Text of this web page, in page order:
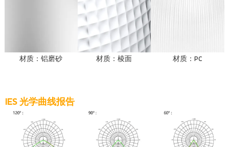
材质：铝磨砂 材质：棱面 材质：PC
IES 光学曲线报告